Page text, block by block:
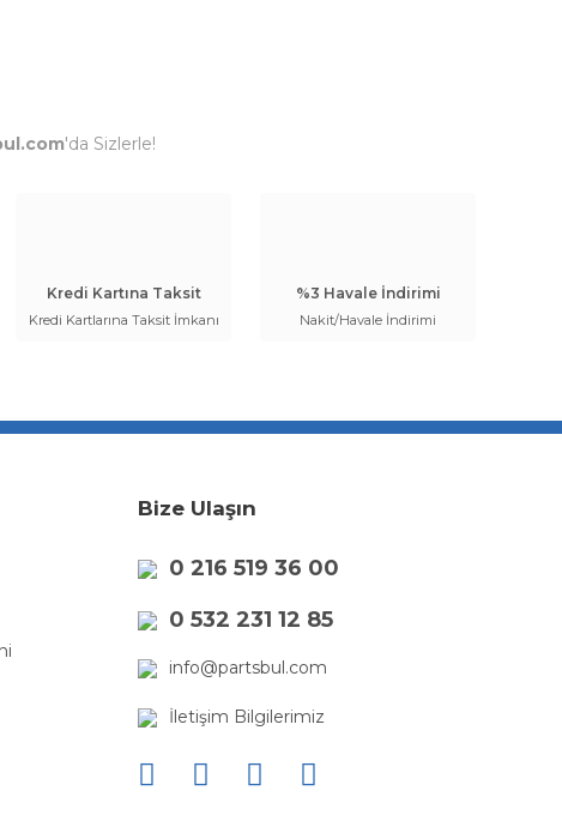
'da Sizlerle!
Kredi Kartına Taksit
Kredi Kartlarına Taksit İmkanı
%3 Havale İndirimi
Nakit/Havale İndirimi
Bize Ulaşın
0 216 519 36 00
0 532 231 12 85
info@partsbul.com
İletişim Bilgilerimiz